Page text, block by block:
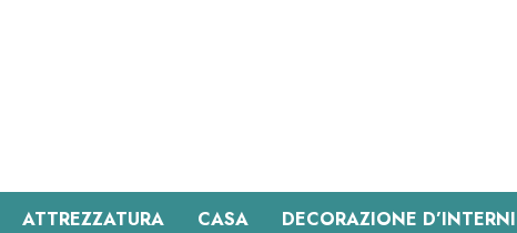
ATTREZZATURA CASA DECORAZIONE D’INTERNI